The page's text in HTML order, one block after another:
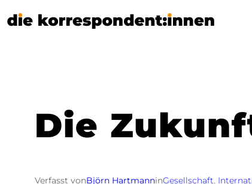
Die
Verfasst vonBjörn HartmanninGesellschaft,